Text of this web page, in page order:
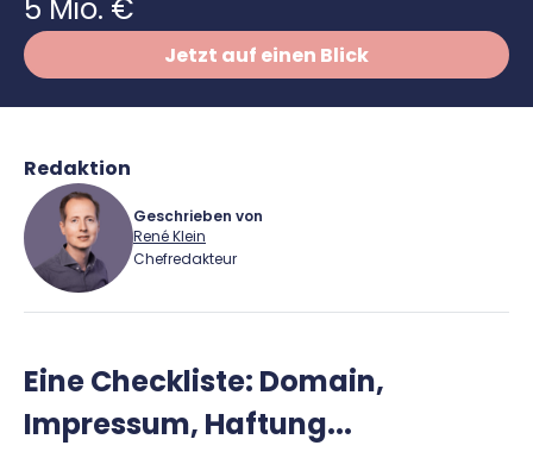
Weitere Tools & Vorlagen
Vergleiche
Steuerberatung
5 Mio. €
Jetzt auf einen Blick
Redaktion
Geschrieben von
René Klein
Chefredakteur
Für-Gründer.de Redaktion
Seit 2010 ist René als Gründer von Für-
Eine Checkliste: Domain,
Impressum, Haftung...